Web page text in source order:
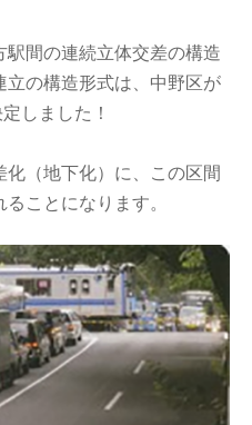
間の連続立体交差の構造
の構造形式は、中野区が
しました！
（地下化）に、この区間
ことになります。